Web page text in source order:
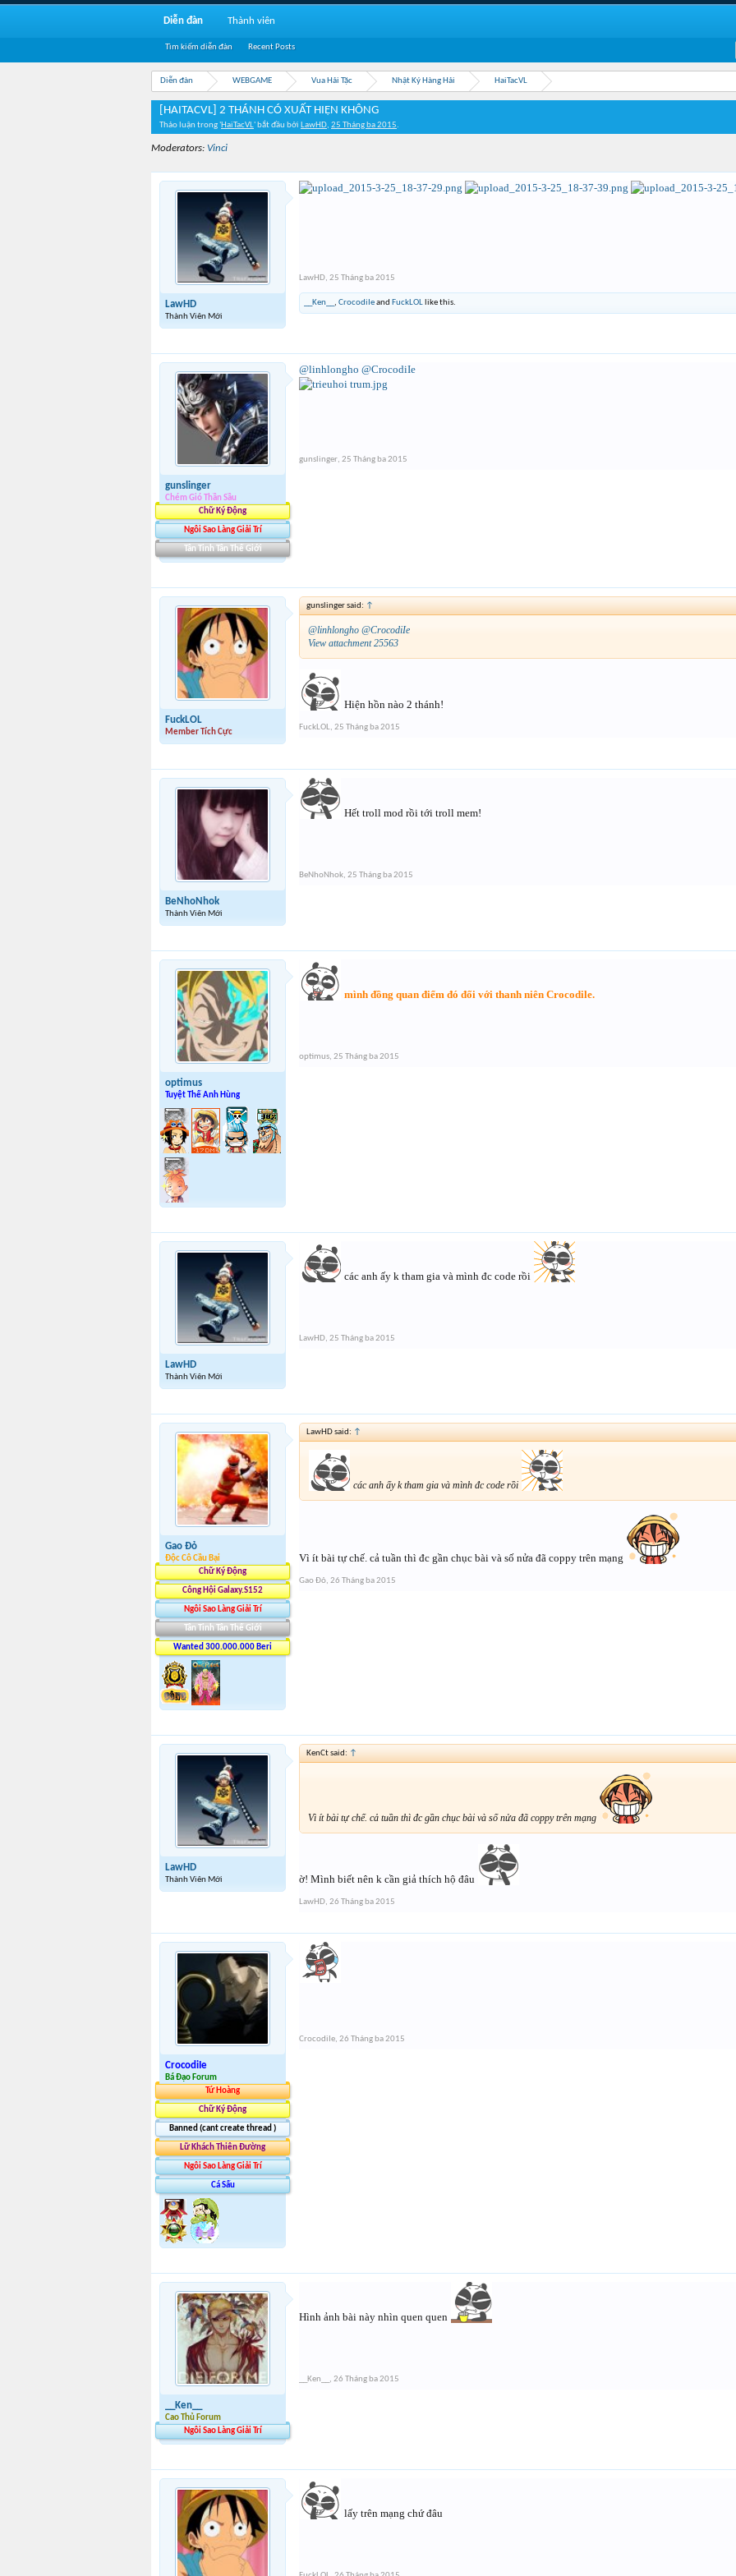
Diễn đàn WEBGAME Vua Hải Tặc Nhật Ký Hàng Hải HaiTacVL
[HAITACVL] 2 THÁNH CÓ XUẤT HIỆN KHÔNG
Thảo luận trong 'HaiTacVL' bắt đầu bởi LawHD, 25 Tháng ba 2015.
Moderators: Vinci
LawHD
Thành Viên Mới
LawHD, 25 Tháng ba 2015
__Ken__ , CrocodiIeand FuckLOL like this.
gunslinger
Chém Gió Thần Sầu
Chữ Ký Động
Ngôi Sao Làng Giải Trí
Tân Tinh Tân Thế Giới
@linhlongho @CrocodiIe
gunslinger, 25 Tháng ba 2015
FuckLOL
Member Tích Cực
gunslinger said: ↑
@linhlongho @CrocodiIe
View attachment 25563
Hiện hồn nào 2 thánh!
FuckLOL, 25 Tháng ba 2015
BeNhoNhok
Thành Viên Mới
Hết troll mod rồi tới troll mem!
BeNhoNhok, 25 Tháng ba 2015
optimus
Tuyệt Thế Anh Hùng
mình đồng quan điểm đó đối với thanh niên Crocodile.
optimus, 25 Tháng ba 2015
LawHD
Thành Viên Mới
các anh ấy k tham gia và mình đc code rồi
LawHD, 25 Tháng ba 2015
Gao Đỏ
Độc Cô Cầu Bại
Chữ Ký Động
Công Hội Galaxy.S152
Ngôi Sao Làng Giải Trí
Tân Tinh Tân Thế Giới
Wanted 300.000.000 Beri
LawHD said: ↑
các anh ấy k tham gia và mình đc code rồi
Vì ít bài tự chế. cả tuần thì đc gần chục bài và số nửa đã coppy trên mạng
Gao Đỏ, 26 Tháng ba 2015
LawHD
Thành Viên Mới
KenCt said: ↑
Vì ít bài tự chế. cả tuần thì đc gần chục bài và số nửa đã coppy trên mạng
ờ! Mình biết nên k cần giả thích hộ đâu
LawHD, 26 Tháng ba 2015
CrocodiIe
Bá Đạo Forum
Tứ Hoàng
Chữ Ký Động
Banned (cant create thread )
Lữ Khách Thiên Đường
Ngôi Sao Làng Giải Trí
Cá Sấu
CrocodiIe, 26 Tháng ba 2015
__Ken__
Cao Thủ Forum
Ngôi Sao Làng Giải Trí
Hình ảnh bài này nhìn quen quen
__Ken__ , 26 Tháng ba 2015
lấy trên mạng chứ đâu
Diễn đàn
Tìm kiếm diễn đàn Recent Posts
Thành viên